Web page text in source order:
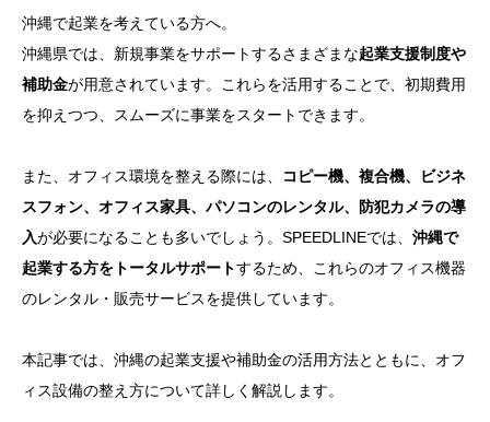
沖縄で起業を考えている方へ。
沖縄県では、新規事業をサポートするさまざまな起業支援制度や
補助金が用意されています。これらを活用することで、初期費用
を抑えつつ、スムーズに事業をスタートできます。
また、オフィス環境を整える際には、
コピー機、複合機、ビジネ
スフォン、オフィス家具、パソコンのレンタル、防犯カメラの導
入が必要になることも多いでしょう。SPEEDLINEでは、 沖縄で
起業する方をトータルサポートするため、これらのオフィス機器
のレンタル・販売サービスを提供しています。
本記事では、沖縄の起業支援や補助金の活用方法とともに、オフ
ィス設備の整え方について詳しく解説します。